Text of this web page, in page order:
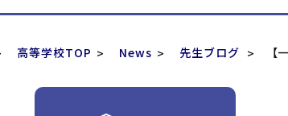
高等学校TOP News 先生ブログ 【